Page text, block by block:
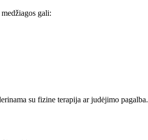
gali:
su fizine terapija ar judėjimo pagalba.